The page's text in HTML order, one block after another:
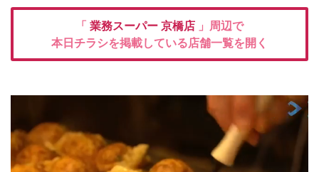
「 業務スーパー 京橋店 」周辺で
本日チラシを掲載している店舗一覧を開く